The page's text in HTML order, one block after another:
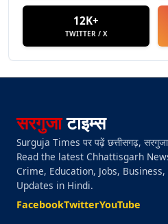
12K+
TWITTER / X
सरगुजाटाइम्स
Surguja Times पर पढ़ें छत्तीसगढ़,
Read the latest Chhattisgarh
Crime, Education, Jobs,
Updates in Hindi.
FacebookTwitterYouTube